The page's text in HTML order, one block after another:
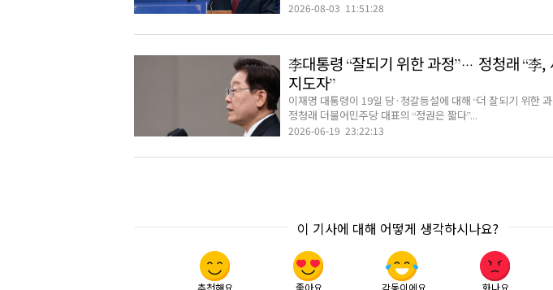
2026-08-03 11:51:28
李대통령 “잘되기 위한 과정”… 정청래 “李,
지도자”
이재명 대통령이 19일 당·청갈등설에 대해 “더 잘되기 위한
정청래 더불어민주당 대표의 “정권은 짧다”...
2026-06-19 23:22:13
이 기사에 대해 어떻게 생각하시나요?